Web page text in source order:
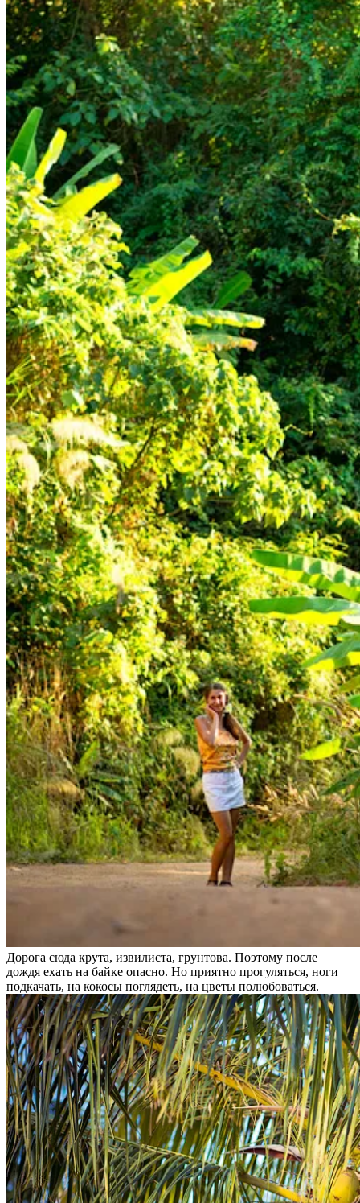
Дорога сюда крута, извилиста, грунтова. Поэтому после
дождя ехать на байке опасно. Но приятно прогуляться, ноги
подкачать, на кокосы поглядеть, на цветы полюбоваться.